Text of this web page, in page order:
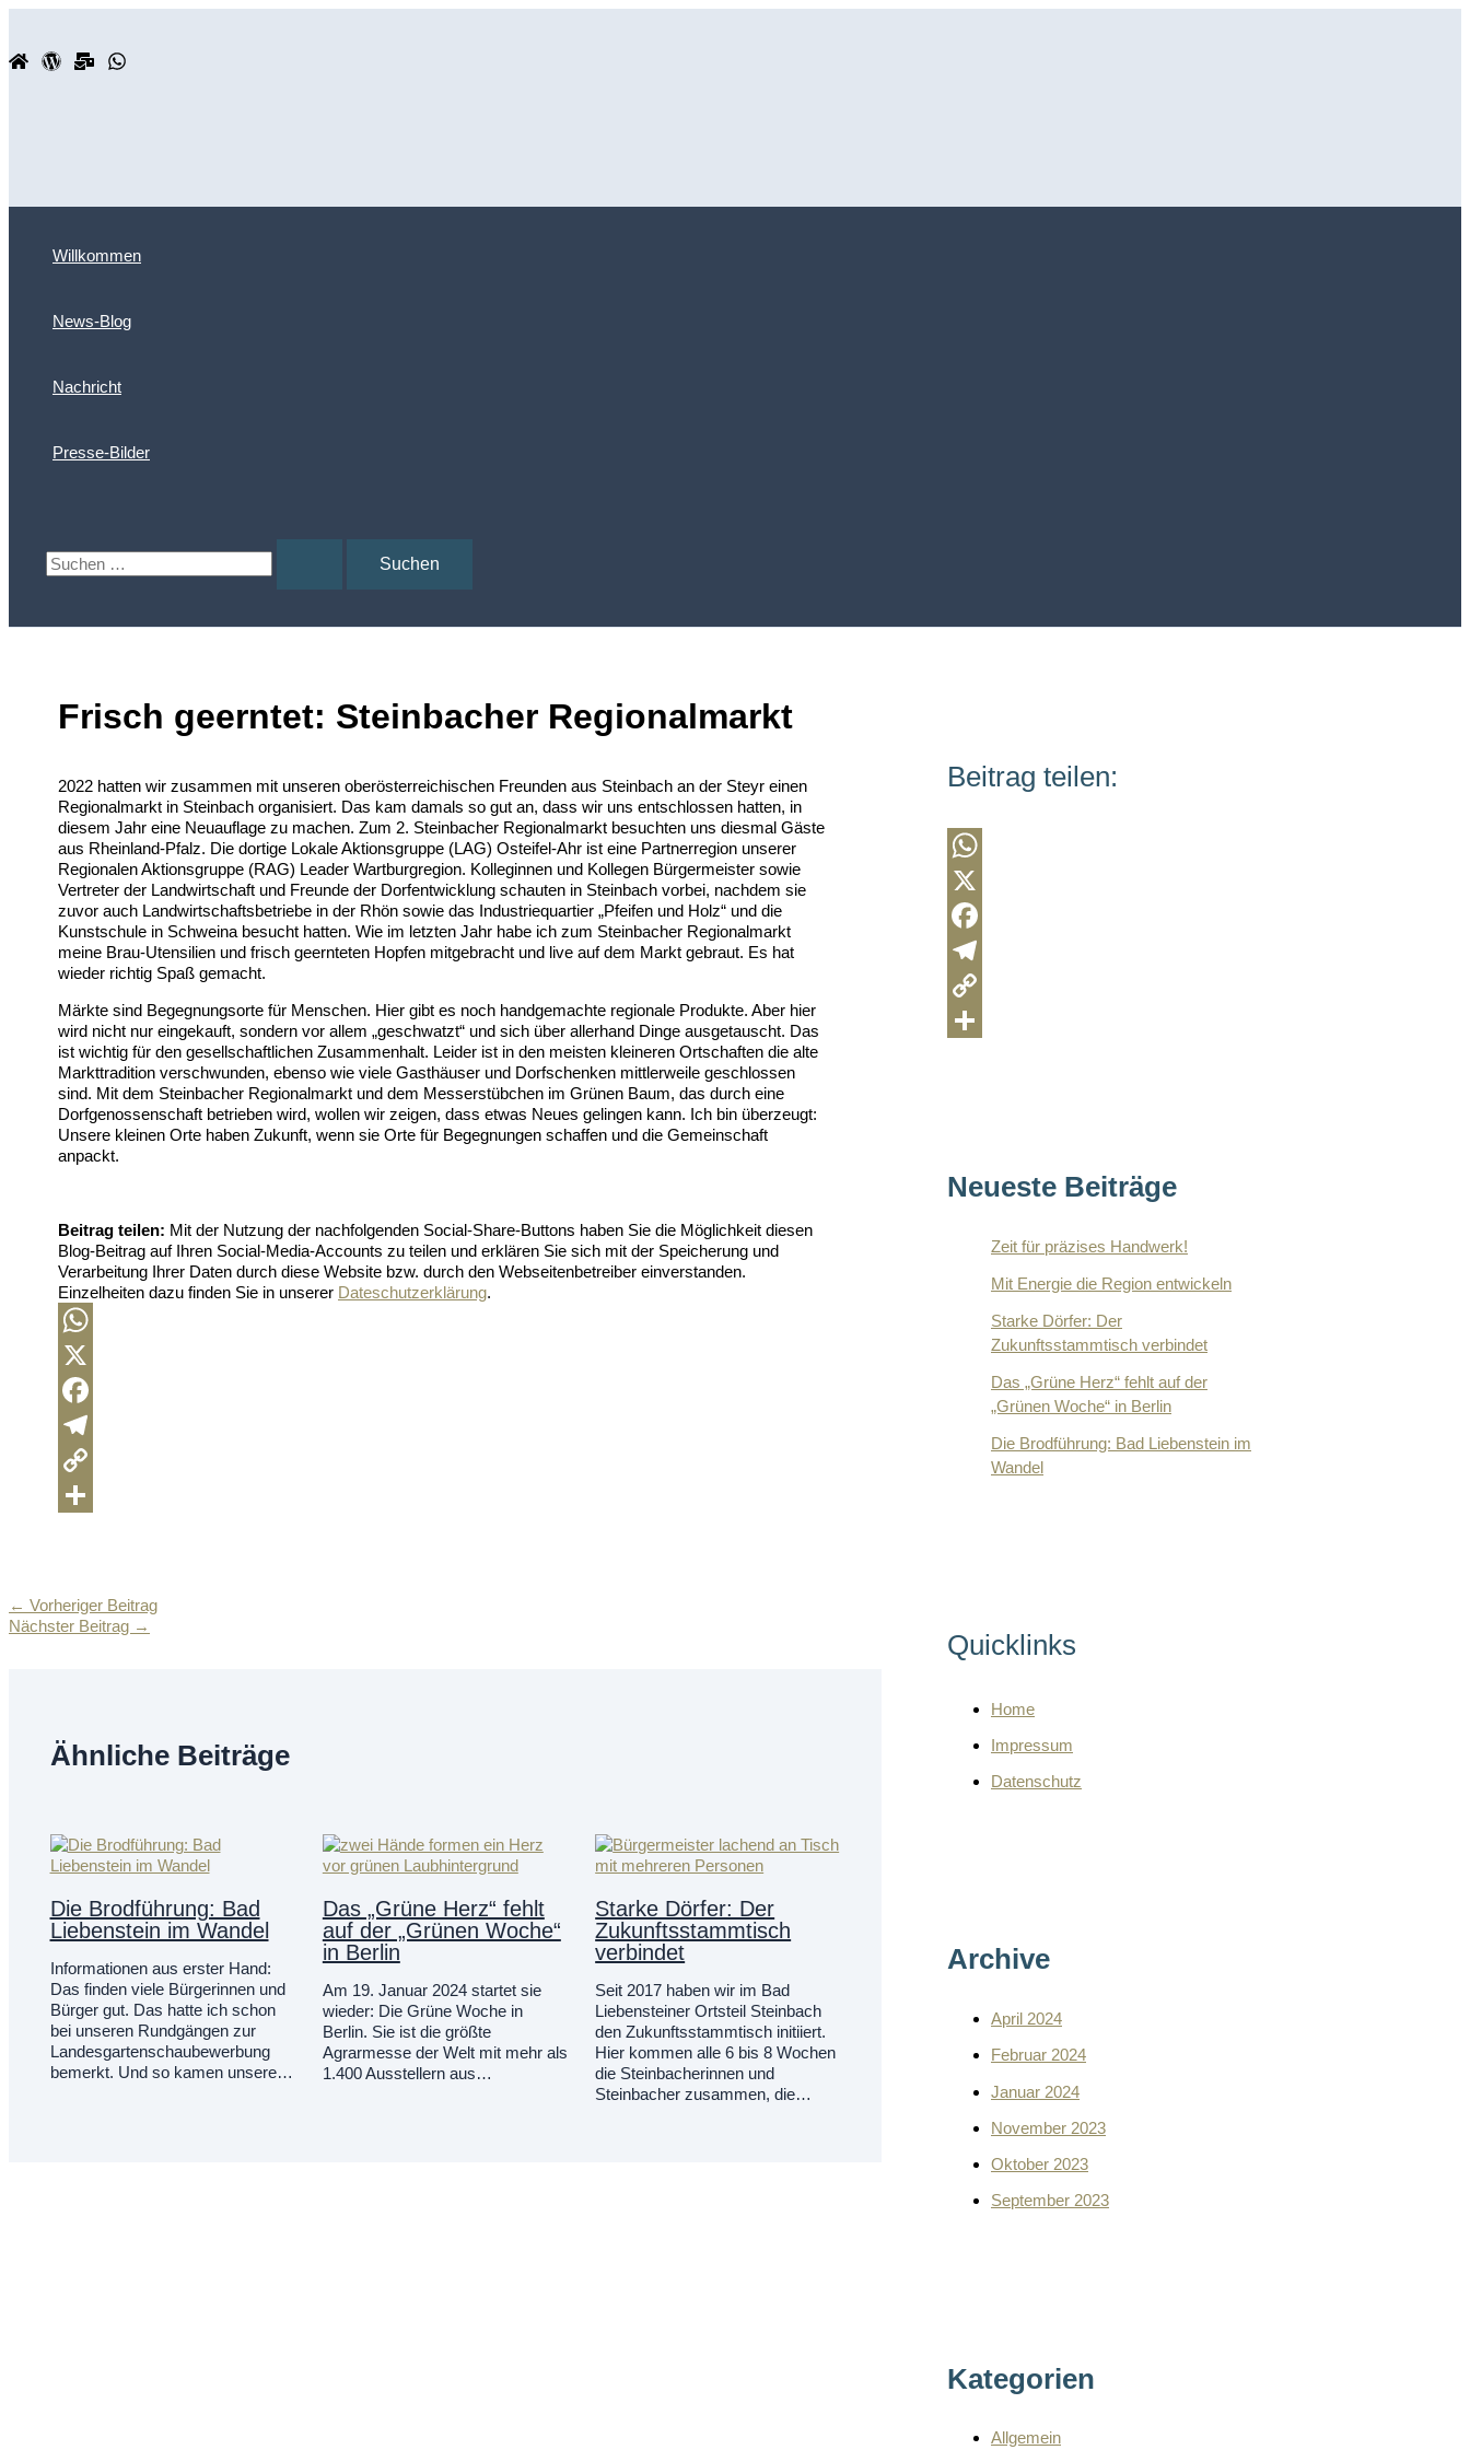
springen
Willkommen
News-Blog
Nachricht
Presse-Bilder
Suchen
nach:
Frisch geerntet: Steinbacher Regionalmarkt
2022 hatten wir zusammen mit unseren oberösterreichischen Freunden aus Steinbach an der Steyr einen
Regionalmarkt in Steinbach organisiert. Das kam damals so gut an, dass wir uns entschlossen hatten, in
diesem Jahr eine Neuauflage zu machen. Zum 2. Steinbacher Regionalmarkt besuchten uns diesmal Gäste
aus Rheinland-Pfalz. Die dortige Lokale Aktionsgruppe (LAG) Osteifel-Ahr ist eine Partnerregion unserer
Regionalen Aktionsgruppe (RAG) Leader Wartburgregion. Kolleginnen und Kollegen Bürgermeister sowie
Vertreter der Landwirtschaft und Freunde der Dorfentwicklung schauten in Steinbach vorbei, nachdem sie
zuvor auch Landwirtschaftsbetriebe in der Rhön sowie das Industriequartier „Pfeifen und Holz“ und die
Kunstschule in Schweina besucht hatten. Wie im letzten Jahr habe ich zum Steinbacher Regionalmarkt
meine Brau-Utensilien und frisch geernteten Hopfen mitgebracht und live auf dem Markt gebraut. Es hat
wieder richtig Spaß gemacht.
Märkte sind Begegnungsorte für Menschen. Hier gibt es noch handgemachte regionale Produkte. Aber hier
wird nicht nur eingekauft, sondern vor allem „geschwatzt“ und sich über allerhand Dinge ausgetauscht. Das
ist wichtig für den gesellschaftlichen Zusammenhalt. Leider ist in den meisten kleineren Ortschaften die alte
Markttradition verschwunden, ebenso wie viele Gasthäuser und Dorfschenken mittlerweile geschlossen
sind. Mit dem Steinbacher Regionalmarkt und dem Messerstübchen im Grünen Baum, das durch eine
Dorfgenossenschaft betrieben wird, wollen wir zeigen, dass etwas Neues gelingen kann. Ich bin überzeugt:
Unsere kleinen Orte haben Zukunft, wenn sie Orte für Begegnungen schaffen und die Gemeinschaft
anpackt.
Beitrag teilen: Mit der Nutzung der nachfolgenden Social-Share-Buttons haben Sie die Möglichkeit diesen
Blog-Beitrag auf Ihren Social-Media-Accounts zu teilen und erklären Sie sich mit der Speicherung und
Verarbeitung Ihrer Daten durch diese Website bzw. durch den Webseitenbetreiber einverstanden.
Einzelheiten dazu finden Sie in unserer Dateschutzerklärung.
WhatsApp
X
Facebook
Telegram
Copy
← Vorheriger Beitrag
Nächster Beitrag →
Ähnliche Beiträge
Die Brodführung: Bad
Liebenstein im Wandel
Informationen aus erster Hand:
Das finden viele Bürgerinnen und
Bürger gut. Das hatte ich schon
bei unseren Rundgängen zur
Landesgartenschaubewerbung
bemerkt. Und so kamen unsere…
Das „Grüne Herz“ fehlt
auf der „Grünen Woche“
in Berlin
Am 19. Januar 2024 startet sie
wieder: Die Grüne Woche in
Berlin. Sie ist die größte
Agrarmesse der Welt mit mehr als
1.400 Ausstellern aus…
Starke Dörfer: Der
Zukunftsstammtisch
verbindet
Seit 2017 haben wir im Bad
Liebensteiner Ortsteil Steinbach
den Zukunftsstammtisch initiiert.
Hier kommen alle 6 bis 8 Wochen
die Steinbacherinnen und
Steinbacher zusammen, die…
Beitrag teilen:
W
h
a
s
X
F
a
c
k
T
e
a
C
ieNeueste Beiträge
Zeit für präzises Handwerk!
Mit Energie die Region entwickeln
Starke Dörfer: Der
Zukunftsstammtisch verbindet
Das „Grüne Herz“ fehlt auf der
„Grünen Woche“ in Berlin
Die Brodführung: Bad Liebenstein im
Wandel
Quicklinks
Home
Impressum
Datenschutz
Archive
April 2024
Februar 2024
Januar 2024
November 2023
Oktober 2023
September 2023
Kategorien
Allgemein